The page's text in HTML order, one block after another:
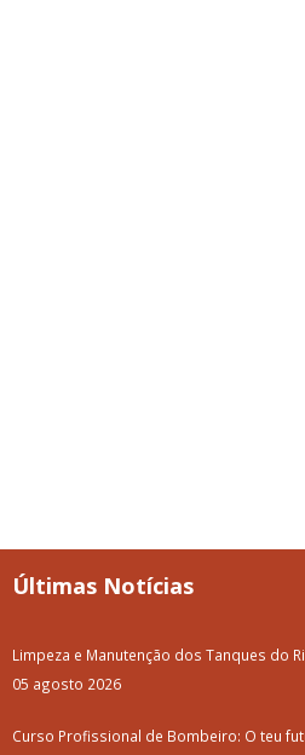
Últimas Notícias
Limpeza e Manutenção dos Tanques do
05 agosto 2026
Curso Profissional de Bombeiro: O teu